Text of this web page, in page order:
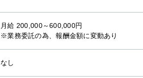
月給 200,000～600,000円
※業務委託の為、報酬金額に変動あり
なし